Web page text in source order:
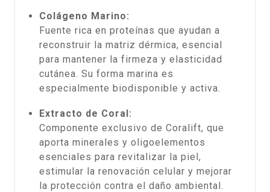
Colágeno Marino:
Fuente rica en proteínas que ayudan a
reconstruir la matriz dérmica, esencial
para mantener la firmeza y elasticidad
cutánea. Su forma marina es
especialmente biodisponible y activa.
Extracto de Coral:
Componente exclusivo de Coralift, que
aporta minerales y oligoelementos
esenciales para revitalizar la piel,
estimular la renovación celular y mejorar
la protección contra el daño ambiental.